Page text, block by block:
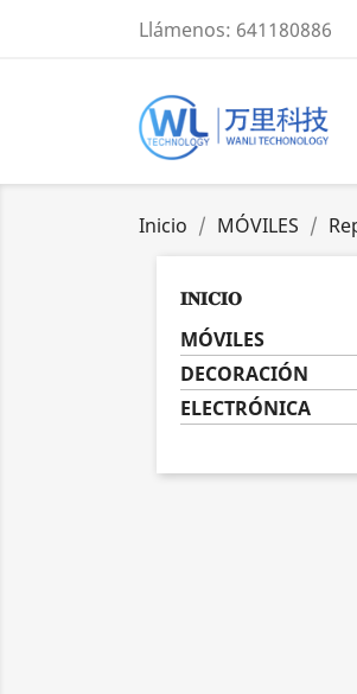
Llámenos: 641180886
Inicio MÓVILES
𝐈𝐍𝐈𝐂𝐈𝐎
MÓVILES
DECORACIÓN
ELECTRÓNICA